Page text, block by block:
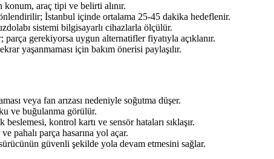
araç tipi ve belirti alınır.
İstanbul içinde ortalama 25-45 dakika hedeflenir.
sistemi bilgisayarlı cihazlarla ölçülür.
parça gerekiyorsa uygun alternatifler fiyatıyla açıklanır.
yaşanmaması için bakım önerisi paylaşılır.
veya fan arızası nedeniyle soğutma düşer.
ve buğulanma görülür.
kontrol kartı ve sensör hataları sıklaşır.
pahalı parça hasarına yol açar.
güvenli şekilde yola devam etmesini sağlar.